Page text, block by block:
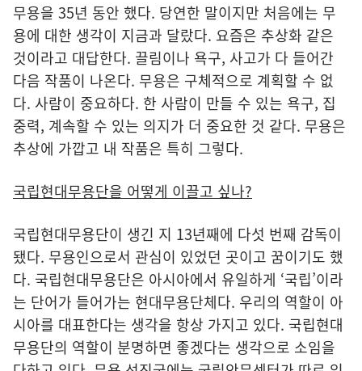
무용을 35년 동안 했다. 당연한 말이지만 처음에는 무
용에 대한 생각이 지금과 달랐다. 요즘은 추상화 같은
것이라고 대답한다. 끌림이나 욕구, 사고가 다 들어간
다음 작품이 나온다. 무용은 구체적으로 계획할 수 없
다. 사람이 중요하다. 한 사람이 만들 수 있는 욕구, 집
중력, 계속할 수 있는 의지가 더 중요한 것 같다. 무용은
추상에 가깝고 내 작품은 특히 그렇다.
국립현대무용단을 어떻게 이끌고 싶나?
국립현대무용단이 생긴 지 13년째에 다섯 번째 감독이
됐다. 무용인으로서 관심이 있었던 곳이고 꿈이기도 했
다. 국립현대무용단은 아시아에서 유일하게 ‘국립’이라
는 단어가 들어가는 현대무용단체다. 우리의 역할이 아
시아를 대표한다는 생각을 항상 가지고 있다. 국립현대
무용단의 역할이 분명하면 좋겠다는 생각으로 소임을